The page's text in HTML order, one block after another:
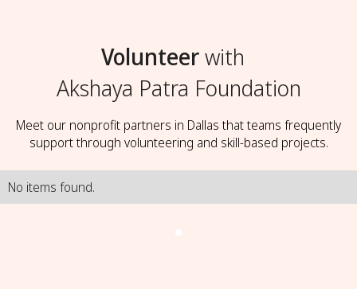
Volunteerwith
Akshaya Patra Foundation
Meet our nonprofit partners in Dallas that teams frequently
support through volunteering and skill-based projects.
No items found.